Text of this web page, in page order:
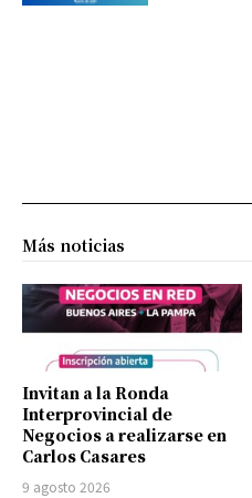
Más noticias
Invitan a la Ronda
Interprovincial de
Negocios a realizarse en
Carlos Casares
9 agosto 2026